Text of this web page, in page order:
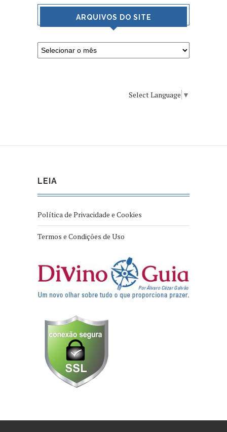
ARQUIVOS DO SITE
Select Language ▼
LEIA
Política de Privacidade e Cookies
Termos e Condições de Uso